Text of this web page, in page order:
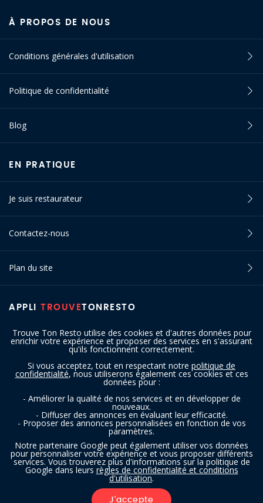
Trouve Ton Resto utilise des cookies et d'autres données pour
enrichir votre expérience et proposer des services en s'assurant
qu'ils fonctionnent correctement.
Si vous acceptez, tout en respectant notre politique de
confidentialité, nous utiliserons également ces cookies et ces
données pour :
- Améliorer la qualité de nos services et en développer de
nouveaux.
- Diffuser des annonces en évaluant leur efficacité.
- Proposer des annonces personnalisées en fonction de vos
paramètres.
Notre partenaire Google peut également utiliser vos données
pour personnaliser votre expérience et vous proposer différents
services. Vous trouverez plus d'informations sur la politique de
Google dans leurs règles de confidentialité et conditions
d'utilisation.
J'accepte
APPLI TROUVETONRESTO
À PROPOS DE NOUS
Conditions générales d'utilisation
Politique de confidentialité
Blog
EN PRATIQUE
Je suis restaurateur
Contactez-nous
Plan du site
SUIVEZ-NOUS
Copyright © 2016 - 2026 trouvetonresto.be ‐ Tous droits réservés | JDC
Resto SRL | Rue de Mettet 12 - 5640 Mettet (Belgique)